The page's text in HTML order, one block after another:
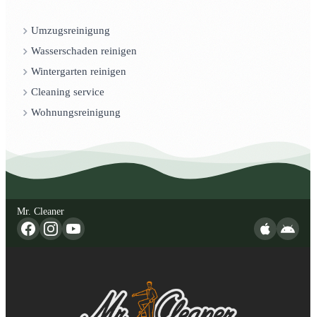
Umzugsreinigung
Wasserschaden reinigen
Wintergarten reinigen
Cleaning service
Wohnungsreinigung
Mr. Cleaner